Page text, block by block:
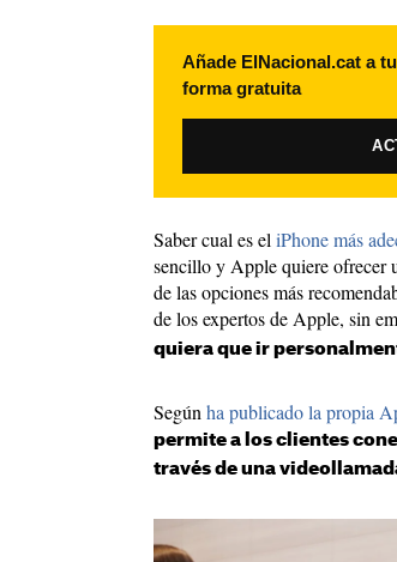
Añade ElNacional.cat a
forma gratuita
Saber cual es el iPhone más
sencillo y Apple quiere ofrecer
de las opciones más
de los expertos de Apple, sin
quiera que ir
Según ha publicado la propia
permite a los clientes
través de una